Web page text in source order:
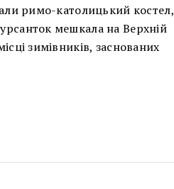
римо-католицький костел,
мешкала на Верхній
зимівників, заснованих